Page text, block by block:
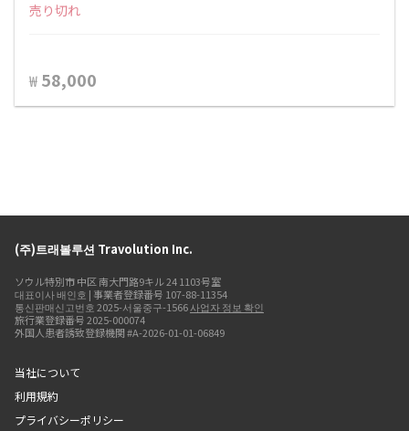
売り切れ
₩ 58,000
(주)트래볼루션 Travolution Inc.
ソウル特別市 中区 南大門路9キル 24 1103号室
대표이사 배인호 | 事業者登録番号 107-88-11354
통신판매신고번호 2025-서울중구-1566사업자 정보 확인
旅行業登録番号 2025-000074
外国人患者誘致登録機関 #A-2026-01-01-06849
当社について
利用規約
プライバシーポリシー